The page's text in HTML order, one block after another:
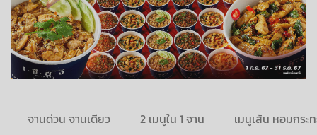
จานด่วน จานเดียว 2 เมนูใน 1 จาน เมนูเส้น หอมกระท